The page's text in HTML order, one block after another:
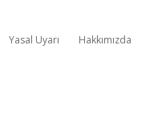
Yasal Uyarı Hakkımızda